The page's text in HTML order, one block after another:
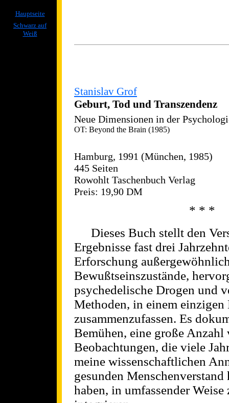
Hauptseite
Schwarz auf
Weiß
Stanislav Grof
Geburt, Tod und Transzendenz
Neue Dimensionen in der
OT: Beyond the Brain (1985)
Hamburg, 1991 (München, 1985)
445 Seiten
Rowohlt Taschenbuch Verlag
Preis: 19,90 DM
* * *
Dieses Buch stellt den
Ergebnisse fast drei
Erforschung
Bewußtseinszustände,
psychedelische Drogen und
Methoden, in einem einzigen
zusammenzufassen. Es
Bemühen, eine große Anzahl
Beobachtungen, die viele
meine wissenschaftlichen
gesunden Menschenverstand
haben, in umfassender